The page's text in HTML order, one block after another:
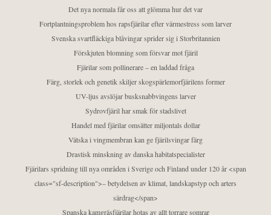
Det nya normala får oss att glömma hur det var
Fortplantningsproblem hos rapsfjärilar efter värmestress som larver
Svenska svartfläckiga blåvingar sprider sig i Storbritannien
Förskjuten blomning som försvar mot fjäril
Fjärilar som pollinerare – en laddad fråga
Färg, storlek och genetik skiljer skogspärlemorfjärilens former
UV-ljus avslöjar busksnabbvingens larver
Sydrovfjäril har smak för stadslivet
Handel med fjärilar omsätter miljontals dollar
Vätska i vingmembran kan ge fjärilsvingar färg
Drastisk minskning av danska habitatspecialister
Fjärilars spridning till nya områden i Sverige och Finland under 120 år <span
class="sf-description">– betydelsen av klimat, landskapstyp och arters
särdrag</span>
Spanska kamgräsfjärilar hotas av allt torrare somrar